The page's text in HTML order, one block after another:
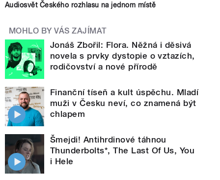
Audiosvět Českého rozhlasu na jednom místě
MOHLO BY VÁS ZAJÍMAT
Jonáš Zbořil: Flora. Něžná i děsivá
novela s prvky dystopie o vztazích,
rodičovství a nové přírodě
Finanční tíseň a kult úspěchu. Mladí
muži v Česku neví, co znamená být
chlapem
Šmejdi! Antihrdinové táhnou
Thunderbolts*, The Last Of Us, You
i Hele